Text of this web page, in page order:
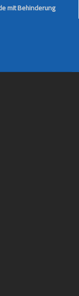
mit Behinderung